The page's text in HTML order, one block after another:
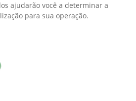
ajudarão você a determinar a
para sua operação.